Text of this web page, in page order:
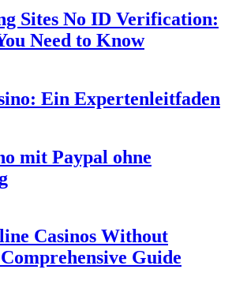
Sites No ID Verification:
Need to Know
Ein Expertenleitfaden
mit Paypal ohne
Casinos Without
Guide